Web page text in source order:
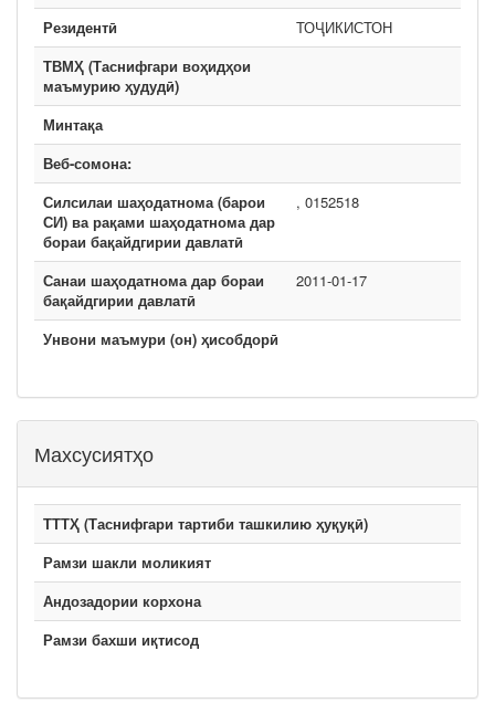
Резидентӣ
ТОҶИКИСТОН
ТВМҲ (Таснифгари воҳидҳои
маъмурию ҳудудӣ)
Минтақа
Веб-сомона:
Силсилаи шаҳодатнома (барои
СИ) ва рақами шаҳодатнома дар
бораи бақайдгирии давлатӣ
, 0152518
Санаи шаҳодатнома дар бораи
бақайдгирии давлатӣ
2011-01-17
Унвони маъмури (он) ҳисобдорӣ
Махсусиятҳо
ТТТҲ (Таснифгари тартиби ташкилию ҳуқуқӣ)
Рамзи шакли моликият
Андозадории корхона
Рамзи бахши иқтисод